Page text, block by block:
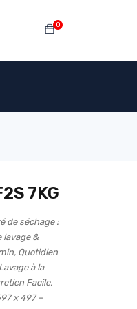
0
7KG
de séchage :
lavage &
Quotidien
à la
Facile,
x 497 –